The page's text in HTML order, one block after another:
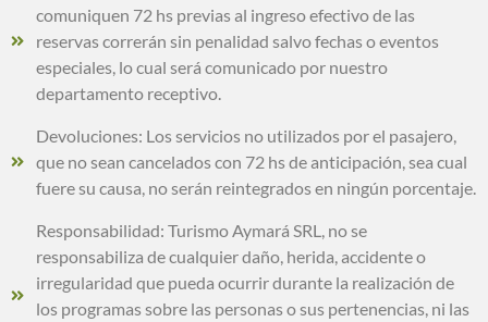
comuniquen 72 hs previas al ingreso efectivo de las
reservas correrán sin penalidad salvo fechas o eventos
especiales, lo cual será comunicado por nuestro
departamento receptivo.
Devoluciones: Los servicios no utilizados por el pasajero,
que no sean cancelados con 72 hs de anticipación, sea cual
fuere su causa, no serán reintegrados en ningún porcentaje.
Responsabilidad: Turismo Aymará SRL, no se
responsabiliza de cualquier daño, herida, accidente o
irregularidad que pueda ocurrir durante la realización de
los programas sobre las personas o sus pertenencias, ni las